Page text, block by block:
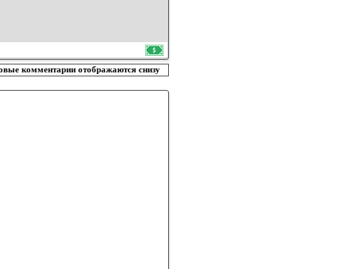
комментарии отображаются снизу